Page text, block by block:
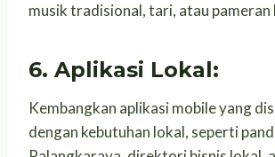
musik tradisional, tari, atau pameran
6. Aplikasi Lokal:
Kembangkan aplikasi mobile yang
dengan kebutuhan lokal, seperti